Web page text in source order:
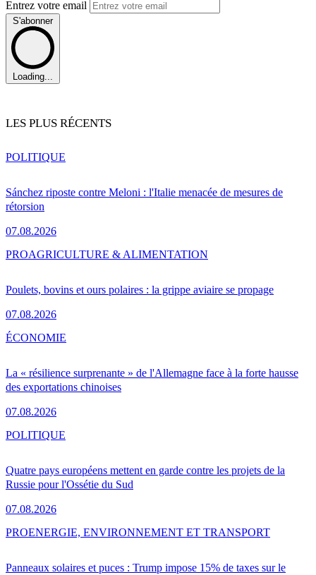
Entrez votre email
S'abonner
Loading...
LES PLUS RÉCENTS
Sánchez riposte contre Meloni : l'Italie menacée de mesures de
rétorsion
07.08.2026
POLITIQUE
Poulets, bovins et ours polaires : la grippe aviaire se propage
07.08.2026
PROAGRICULTURE & ALIMENTATION
La « résilience surprenante » de l'Allemagne face à la forte hausse
des exportations chinoises
07.08.2026
ÉCONOMIE
Quatre pays européens mettent en garde contre les projets de la
Russie pour l'Ossétie du Sud
07.08.2026
POLITIQUE
Panneaux solaires et puces : Trump impose 15% de taxes sur le
PROENERGIE, ENVIRONNEMENT ET TRANSPORT